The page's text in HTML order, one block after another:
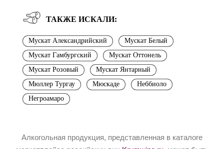
ТАКЖЕ ИСКАЛИ:
Мускат Александрийский
Мускат Белый
Мускат Гамбургский
Мускат Оттонель
Мускат Розовый
Мускат Янтарный
Мюллер Тургау
Мюскаде
Неббиоло
Негроамаро
Алкогольная продукция, представленная в каталоге